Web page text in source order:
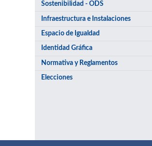
Sostenibilidad - ODS
Infraestructura e Instalaciones
Espacio de Igualdad
Identidad Gráfica
Normativa y Reglamentos
Elecciones